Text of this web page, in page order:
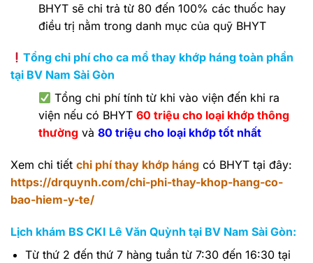
BHYT sẽ chi trả từ 80 đến 100% các thuốc hay
điều trị nằm trong danh mục của quỹ BHYT
Tổng chi phí cho ca mổ thay khớp háng toàn phần
tại BV Nam Sài Gòn
Tổng chi phí tính từ khi vào viện đến khi ra
viện nếu có BHYT 60 triệu cho loại khớp thông
thường và 80 triệu cho loại khớp tốt nhất
Xem chi tiết chi phí thay khớp háng có BHYT tại đây:
https://drquynh.com/chi-phi-thay-khop-hang-co-
bao-hiem-y-te/
Lịch khám BS CKI Lê Văn Quỳnh tại BV Nam Sài Gòn:
Từ thứ 2 đến thứ 7 hàng tuần từ 7:30 đến 16:30 tại